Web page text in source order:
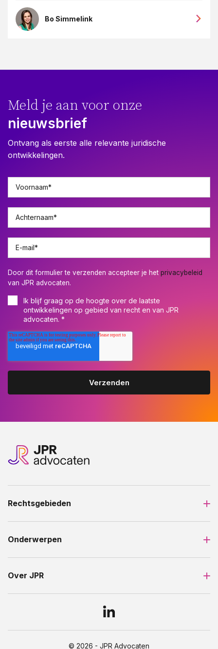
Bo Simmelink
Meld je aan voor onze
nieuwsbrief
Ontvang als eerste alle relevante juridische
ontwikkelingen.
Voornaam*
Achternaam*
E-mail*
Door dit formulier te verzenden accepteer je het privacybeleid
van JPR advocaten.
Ik blijf graag op de hoogte over de laatste
ontwikkelingen op gebied van recht en van JPR
advocaten. *
Rechtsgebieden
Onderwerpen
Over JPR
© 2026 - JPR Advocaten